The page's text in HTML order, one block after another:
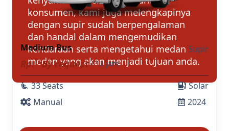
Medium Bus Supir
Rp. *By request / 12 jam
airline_seat_recline_extra 33 Seats
Manual
Solar
2024
konsumen, kami juga melengkapinya
dengan supir sudah berpengalaman
dan handal dalam mengemudikan
kendaraan serta mengetahui medan
medan yang akan menjadi tujuan anda.